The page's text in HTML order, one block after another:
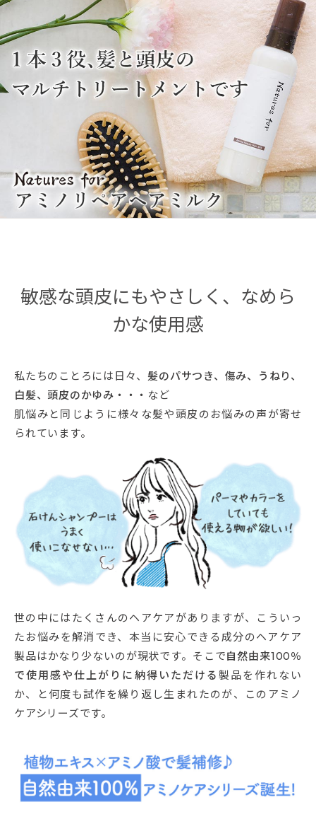
敏感な頭皮にもやさしく、なめら
かな使用感
私たちのことろには日々、髪のパサつき、傷み、うねり、
白髪、頭皮のかゆみ・・・ など
肌悩みと同じように様々な髪や頭皮のお悩みの声が寄せ
られています。
世の中にはたくさんのヘアケアがありますが、こういっ
たお悩みを解消でき、本当に安心できる成分のヘアケア
製品はかなり少ないのが現状です。そこで自然由来100％
で使用感や仕上がりに納得いただける 製品を作れない
か、と何度も試作を繰り返し生まれたのが、このアミノ
ケアシリーズです。